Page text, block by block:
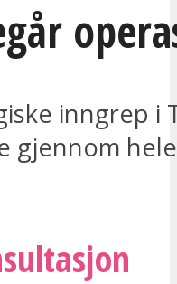
inngrep i
gjennom hele